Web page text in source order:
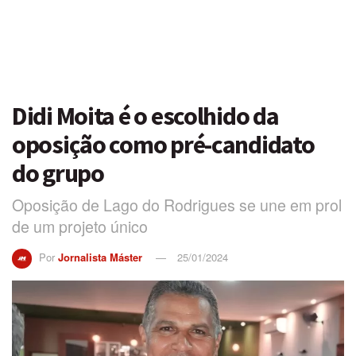
Didi Moita é o escolhido da
oposição como pré-candidato
do grupo
Oposição de Lago do Rodrigues se une em prol
de um projeto único
Por Jornalista Máster 25/01/2024